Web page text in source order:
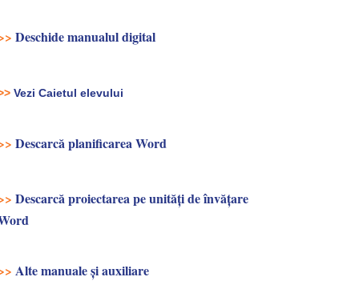
Deschide manualul digital
Vezi Caietul elevului
Descarcă planificarea Word
Descarcă proiectarea pe unități de învățare
Alte manuale și auxiliare